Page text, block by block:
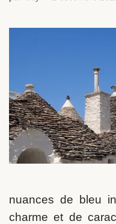
nuances de bleu
charme et de